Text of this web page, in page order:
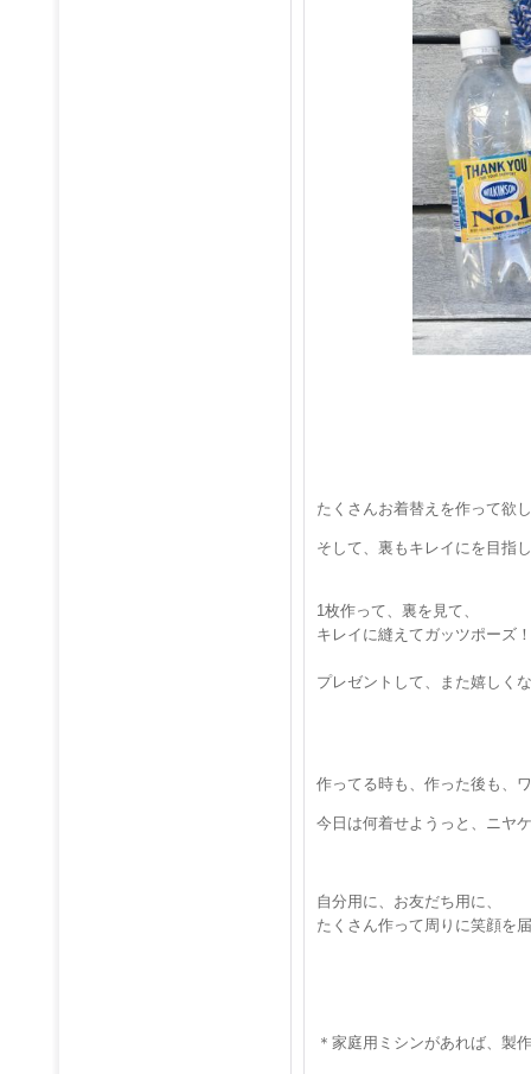
たくさんお着替えを作って欲
そして、裏もキレイにを目指
1枚作って、裏を見て、
キレイに縫えてガッツポーズ
プレゼントして、また嬉しく
作ってる時も、作った後も、
今日は何着せようっと、ニヤ
自分用に、お友だち用に、
たくさん作って周りに笑顔を
＊家庭用ミシンがあれば、製